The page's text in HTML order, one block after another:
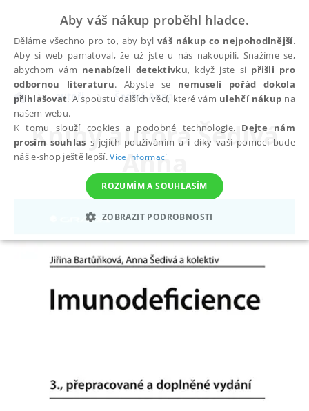
autoři Šedivá Anna
Knihy autoraŠedivá
Anna
Aby váš nákup proběhl hladce.
Děláme všechno pro to, aby bylváš nákup co nejpohodlnější.
Aby si web pamatoval, že už jste u nás nakoupili. Snažíme se,
abychom vám nenabízeli detektivku, když jste si přišli pro
odbornou literaturu. Abyste se nemuseli pořád dokola
přihlašovat. A spoustu dalších věcí, které vám ulehčí nákup na
našem webu.
K tomu slouží cookies a podobné technologie. Dejte nám
prosím souhlas s jejich používáním a i díky vaší pomoci bude
náš e-shop ještě lepší.Více informací
ROZUMÍM A SOUHLASÍM
ZOBRAZIT PODROBNOSTI
NEZBYTNÉ ANALYTICKÉ MARKETINGOVÉ
FUNKČNÍ NEZAŘAZENÉ SOUBORY
stránek, jako je přihlášení uživatele a správa účtu. Webové stránky nelze
bez nezbytně nutných souborů cookie správně používat.